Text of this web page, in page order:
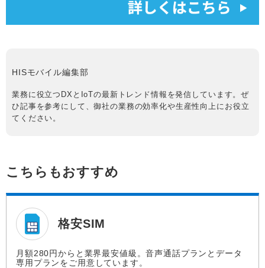
HISモバイル編集部
業務に役立つDXとIoTの最新トレンド情報を発信しています。ぜ
ひ記事を参考にして、御社の業務の効率化や生産性向上にお役立
てください。
こちらもおすすめ
格安SIM
月額280円からと業界最安値級。音声通話プランとデータ
専用プランをご用意しています。